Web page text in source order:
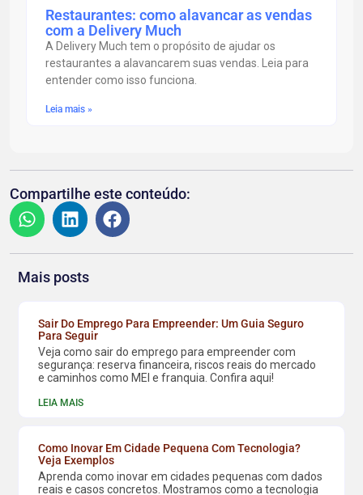
Restaurantes: como alavancar as vendas
com a Delivery Much
A Delivery Much tem o propósito de ajudar os
restaurantes a alavancarem suas vendas. Leia para
entender como isso funciona.
Leia mais »
Compartilhe este conteúdo:
Mais posts
Sair Do Emprego Para Empreender: Um Guia Seguro
Para Seguir
Veja como sair do emprego para empreender com
segurança: reserva financeira, riscos reais do mercado
e caminhos como MEI e franquia. Confira aqui!
LEIA MAIS
Como Inovar Em Cidade Pequena Com Tecnologia?
Veja Exemplos
Aprenda como inovar em cidades pequenas com dados
reais e casos concretos. Mostramos como a tecnologia